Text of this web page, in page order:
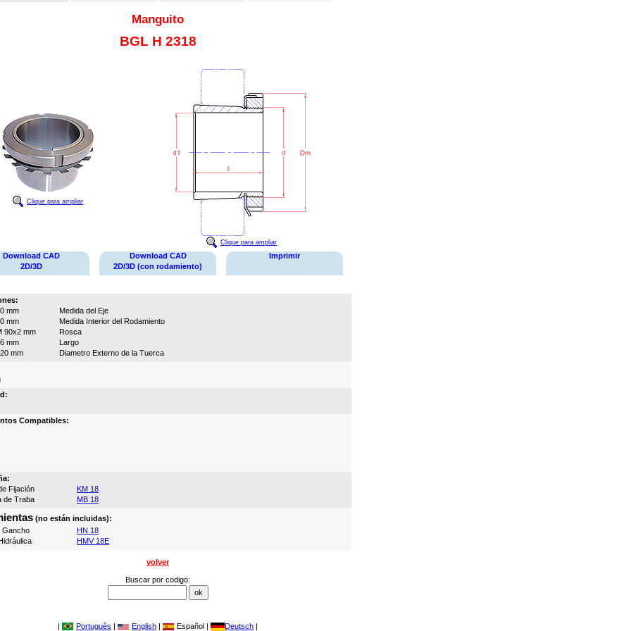
Manguito
BGL H 2318
Clique para ampliar
Clique para ampliar
Download CAD
2D/3D
Download CAD
2D/3D (con rodamiento)
Imprimir
mm
Medida del Eje
mm
Medida Interior del Rodamiento
90x2 mm
Rosca
mm
Largo
mm
Diametro Externo de la Tuerca
Compatibles:
Fijación
KM 18
de Traba
MB 18
(no están incluidas):
Gancho
HN 18
HMV 18E
volver
Buscar por codigo:
| Português | English | Español | Deutsch |